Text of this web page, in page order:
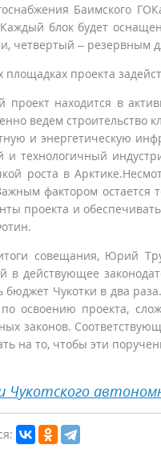
Баимского
блок будет
четвертый – резервным
площадках проекта
проект находится в
ведем строительство
и энергетическую
технологичный
роста в
фактором остается
проекта и
совещания, Юрий
в действующее
бюджет Чукотки в два
по освоению проекта,
законов.
на то, чтобы эти
Чукотского